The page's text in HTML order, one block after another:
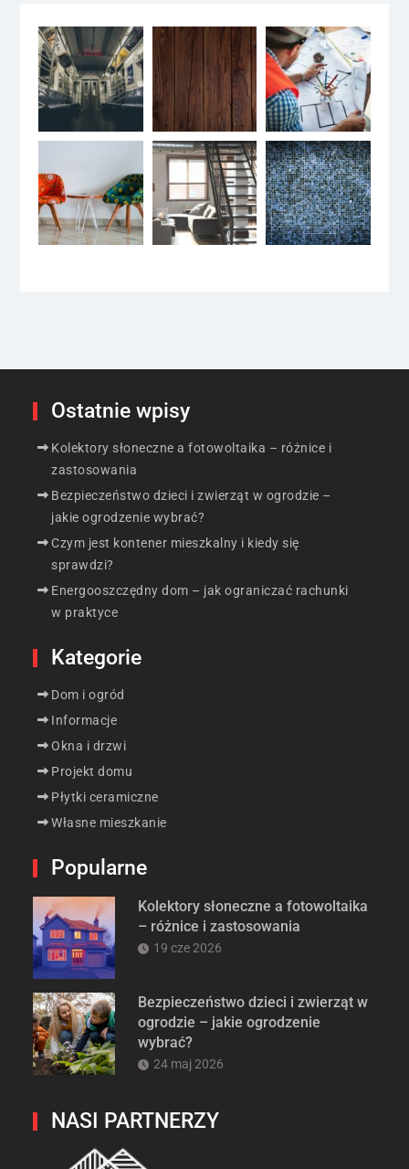
Ostatnie wpisy
Kolektory słoneczne a fotowoltaika – różnice i
zastosowania
Bezpieczeństwo dzieci i zwierząt w ogrodzie –
jakie ogrodzenie wybrać?
Czym jest kontener mieszkalny i kiedy się
sprawdzi?
Energooszczędny dom – jak ograniczać rachunki
w praktyce
Kategorie
Dom i ogród
Informacje
Okna i drzwi
Projekt domu
Płytki ceramiczne
Własne mieszkanie
Popularne
Kolektory słoneczne a fotowoltaika
– różnice i zastosowania
19 cze 2026
Bezpieczeństwo dzieci i zwierząt w
ogrodzie – jakie ogrodzenie
wybrać?
24 maj 2026
NASI PARTNERZY